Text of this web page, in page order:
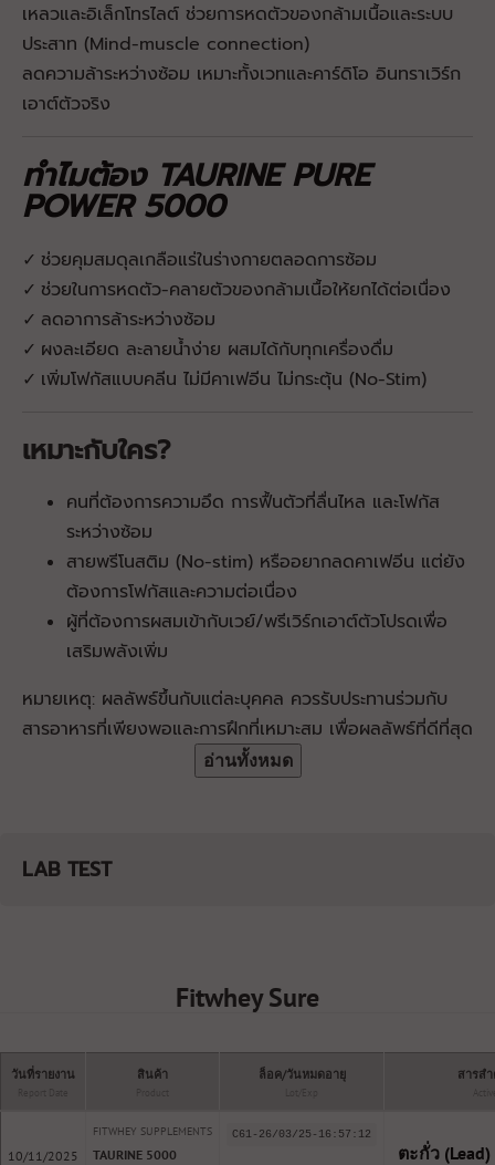
เหลวและอิเล็กโทรไลต์ ช่วยการหดตัวของกล้ามเนื้อและระบบ
ประสาท (Mind-muscle connection)
ลดความล้าระหว่างซ้อม เหมาะทั้งเวทและคาร์ดิโอ อินทราเวิร์ก
เอาต์ตัวจริง
ทำไมต้อง TAURINE PURE
POWER 5000
✓ ช่วยคุมสมดุลเกลือแร่ในร่างกายตลอดการซ้อม
✓ ช่วยในการหดตัว-คลายตัวของกล้ามเนื้อให้ยกได้ต่อเนื่อง
✓ ลดอาการล้าระหว่างซ้อม
✓ ผงละเอียด ละลายน้ำง่าย ผสมได้กับทุกเครื่องดื่ม
✓ เพิ่มโฟกัสแบบคลีน ไม่มีคาเฟอีน ไม่กระตุ้น (No-Stim)
เหมาะกับใคร?
คนที่ต้องการความอึด การฟื้นตัวที่ลื่นไหล และโฟกัส
ระหว่างซ้อม
สายพรีโนสติม (No-stim) หรืออยากลดคาเฟอีน แต่ยัง
ต้องการโฟกัสและความต่อเนื่อง
ผู้ที่ต้องการผสมเข้ากับเวย์/พรีเวิร์กเอาต์ตัวโปรดเพื่อ
เสริมพลังเพิ่ม
หมายเหตุ: ผลลัพธ์ขึ้นกับแต่ละบุคคล ควรรับประทานร่วมกับ
สารอาหารที่เพียงพอและการฝึกที่เหมาะสม เพื่อผลลัพธ์ที่ดีที่สุด
อ่านทั้งหมด
LAB TEST
Fitwhey Sure
วันที่รายงาน สินค้า ล็อค/วันหมดอายุ สารส
10/11/2025
FITWHEY SUPPLEMENTS
TAURINE 5000
C61-26/03/25-16:57:12
ตะกั่ว